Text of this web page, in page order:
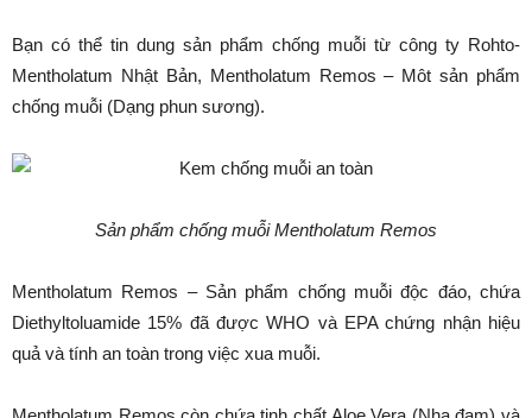
Bạn có thể tin dung sản phẩm chống muỗi từ công ty Rohto-
Mentholatum Nhật Bản, Mentholatum Remos – Môt sản phẩm
chống muỗi (Dạng phun sương).
Sản phẩm chống muỗi Mentholatum Remos
Mentholatum Remos – Sản phẩm chống muỗi độc đáo, chứa
Diethyltoluamide 15% đã được WHO và EPA chứng nhận hiệu
quả và tính an toàn trong việc xua muỗi.